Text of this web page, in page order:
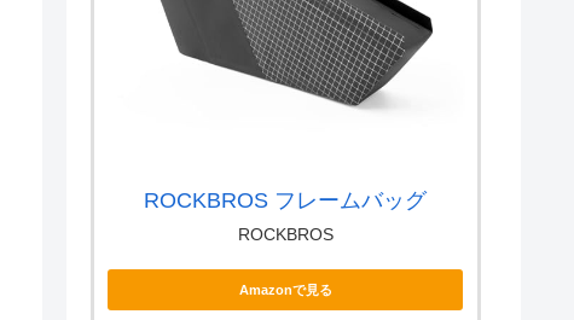
ROCKBROS フレームバッグ
ROCKBROS
Amazonで見る